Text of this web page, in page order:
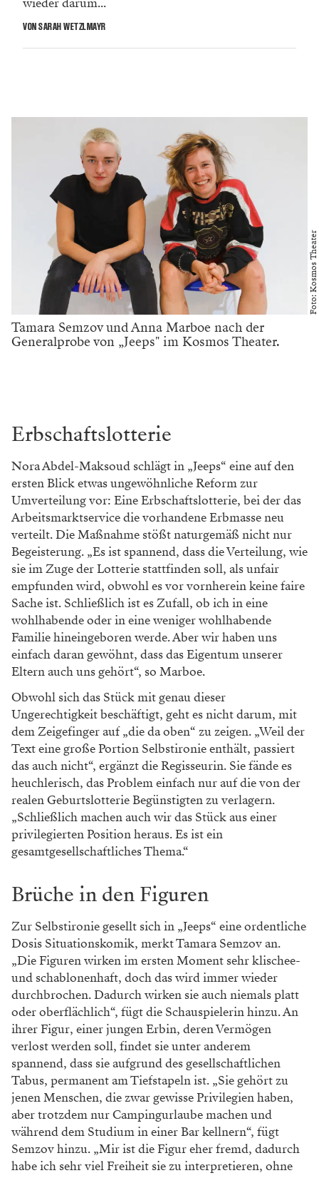
Regie und Musik
Anna Marboe: Im Theater und in
Musikerin. Warum es in beiden Fächern immer
wieder darum...
VON SARAH WETZLMAYR
Tamara Semzov und Anna Marboe nach der
Generalprobe von „Jeeps" im Kosmos Theater.
Nora Abdel-Maksoud schlägt in „Jeeps“ eine auf den
ersten Blick etwas ungewöhnliche Reform zur
Umverteilung vor: Eine Erbschaftslotterie, bei der das
Arbeitsmarktservice die vorhandene Erbmasse neu
verteilt. Die Maßnahme stößt naturgemäß nicht nur
Begeisterung. „Es ist spannend, dass die Verteilung, wie
sie im Zuge der Lotterie stattfinden soll, als unfair
empfunden wird, obwohl es vor vornherein keine faire
Sache ist. Schließlich ist es Zufall, ob ich in eine
wohlhabende oder in eine weniger wohlhabende
Familie hineingeboren werde. Aber wir haben uns
einfach daran gewöhnt, dass das Eigentum unserer
Eltern auch uns gehört“, so Marboe.
Obwohl sich das Stück mit genau dieser
Ungerechtigkeit beschäftigt, geht es nicht darum, mit
dem Zeigefinger auf „die da oben“ zu zeigen. „Weil der